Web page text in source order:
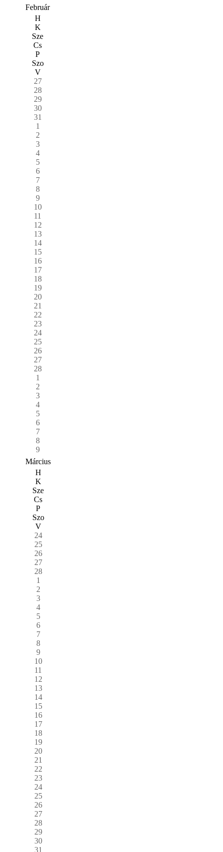
Február
H
K
Sze
Cs
P
Szo
V
27
28
29
30
31
1
2
3
4
5
6
7
8
9
10
11
12
13
14
15
16
17
18
19
20
21
22
23
24
25
26
27
28
1
2
3
4
5
6
7
8
9
Március
H
K
Sze
Cs
P
Szo
V
24
25
26
27
28
1
2
3
4
5
6
7
8
9
10
11
12
13
14
15
16
17
18
19
20
21
22
23
24
25
26
27
28
29
30
31